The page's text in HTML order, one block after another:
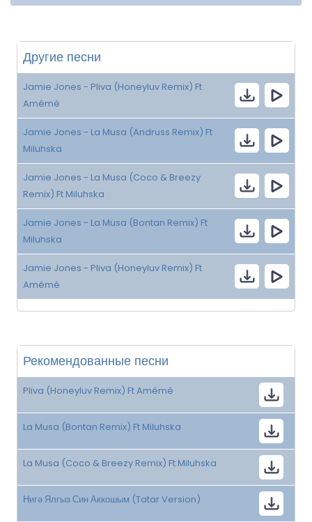
Другие песни
Jamie Jones - Pliva (Honeyluv Remix) Ft
Amémé
Jamie Jones - La Musa (Andruss Remix) Ft
Miluhska
Jamie Jones - La Musa (Coco & Breezy
Remix) Ft Miluhska
Jamie Jones - La Musa (Bontan Remix) Ft
Miluhska
Jamie Jones - Pliva (Honeyluv Remix) Ft
Amémé
Рекомендованные песни
Pliva (Honeyluv Remix) Ft Amémé
La Musa (Bontan Remix) Ft Miluhska
La Musa (Coco & Breezy Remix) Ft Miluhska
Нигә Ялгыз Син Аккошым (Tatar Version)